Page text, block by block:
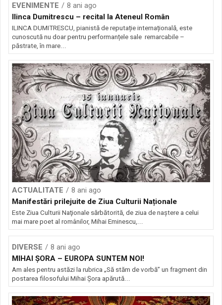
EVENIMENTE
8 ani ago
Ilinca Dumitrescu – recital la Ateneul Român
ILINCA DUMITRESCU, pianistă de reputație internațională, este
cunoscută nu doar pentru performanțele sale remarcabile –
păstrate, în mare...
ACTUALITATE
8 ani ago
Manifestări prilejuite de Ziua Culturii Naționale
Este Ziua Culturii Naţionale sărbătorită, de ziua de naştere a celui
mai mare poet al românilor, Mihai Eminescu,...
DIVERSE
8 ani ago
MIHAI ȘORA – EUROPA SUNTEM NOI!
Am ales pentru astăzi la rubrica „Să stăm de vorbă” un fragment din
postarea filosofului Mihai Șora apărută...